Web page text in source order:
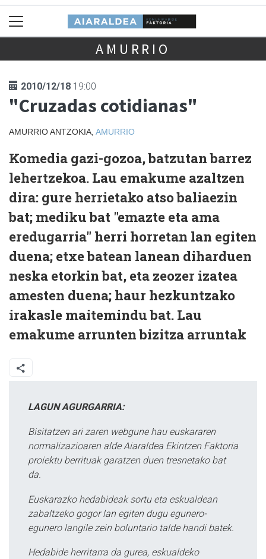
AMURRIO
2010/12/18 19:00
"Cruzadas cotidianas"
AMURRIO ANTZOKIA, AMURRIO
Komedia gazi-gozoa, batzutan barrez
lehertzekoa. Lau emakume azaltzen
dira: gure herrietako atso baliaezin
bat; mediku bat "emazte eta ama
eredugarria" herri horretan lan egiten
duena; etxe batean lanean diharduen
neska etorkin bat, eta zeozer izatea
amesten duena; haur hezkuntzako
irakasle maitemindu bat. Lau
emakume arrunten bizitza arruntak
LAGUN AGURGARRIA:
Bisitatzen ari zaren webgune hau euskararen
normalizazioaren alde Aiaraldea Ekintzen Faktoria
proiektu berrituak garatzen duen tresnetako bat
da.
Euskarazko hedabideak sortu eta eskualdean
zabaltzeko gogor lan egiten dugu egunero-
egunero langile zein boluntario talde handi batek.
Hedabide herritarra da gurea, eskualdeko